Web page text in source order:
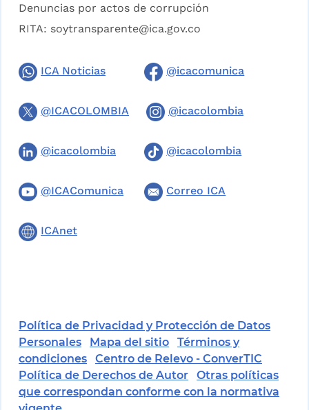
Denuncias por actos de corrupción
RITA: soytransparente@ica.gov.co
ICA Noticias @icacomunica
@ICACOLOMBIA @icacolombia
@icacolombia @icacolombia
@ICAComunica Correo ICA
ICAnet
Política de Privacidad y Protección de Datos
Personales
Mapa del sitio
Términos y
condiciones
Centro de Relevo - ConverTIC
Política de Derechos de Autor
Otras políticas
que correspondan conforme con la normativa